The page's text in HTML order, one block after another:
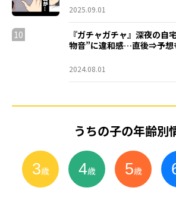
2025.09.01
10
『ガチャガチャ』深夜の自
物音”に違和感…直後⇒予想
2024.08.01
うちの子の年齢別
3歳 4歳 5歳